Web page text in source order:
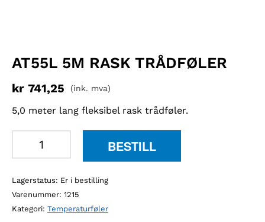
AT55L 5M RASK TRÅDFØLER
kr 741,25 (ink. mva)
5,0 meter lang fleksibel rask trådføler.
trådføler
antall
BESTILL
Lagerstatus: Er i bestilling
Varenummer: 1215
Kategori: Temperaturføler